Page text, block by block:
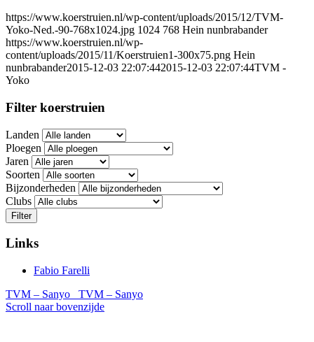
https://www.koerstruien.nl/wp-content/uploads/2015/12/TVM-
Yoko-Ned.-90-768x1024.jpg 1024 768 Hein nunbrabander
https://www.koerstruien.nl/wp-
content/uploads/2015/11/Koerstruien1-300x75.png Hein
nunbrabander2015-12-03 22:07:442015-12-03 22:07:44TVM -
Yoko
Filter koerstruien
Landen
Ploegen
Jaren
Soorten
Bijzonderheden
Clubs
Filter
Links
Fabio Farelli
TVM – Sanyo
TVM – Sanyo
Scroll naar bovenzijde